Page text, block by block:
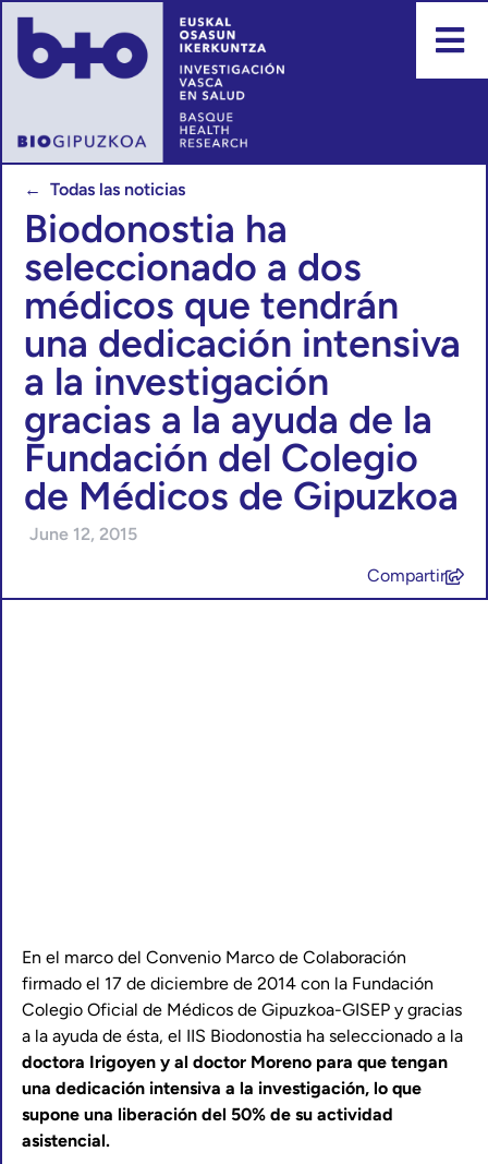
← Todas las noticias
Biodonostia ha
seleccionado a dos
médicos que tendrán
una dedicación intensiva
a la investigación
gracias a la ayuda de la
Fundación del Colegio
de Médicos de Gipuzkoa
June 12, 2015
Compartir
En el marco del Convenio Marco de Colaboración
firmado el 17 de diciembre de 2014 con la Fundación
Colegio Oficial de Médicos de Gipuzkoa-GISEP y gracias
a la ayuda de ésta, el IIS Biodonostia ha seleccionado a la
doctora Irigoyen y al doctor Moreno para que tengan
una dedicación intensiva a la investigación, lo que
supone una liberación del 50% de su actividad
asistencial.